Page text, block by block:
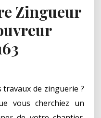
Zingueur
de zinguerie ?
vous cherchiez un